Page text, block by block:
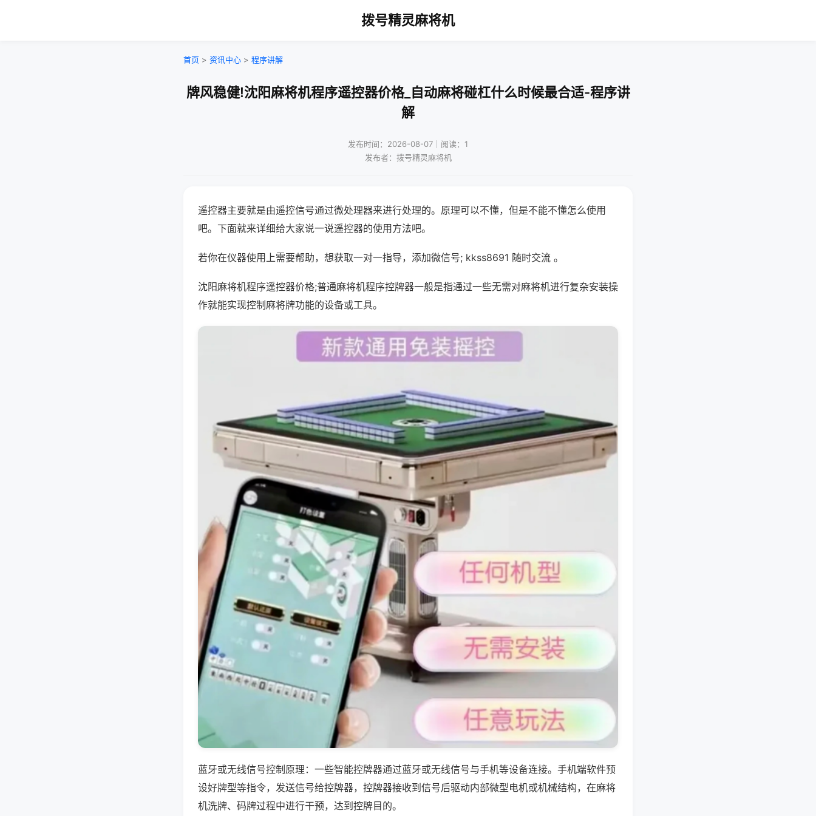
拨号精灵麻将机
首页 > 资讯中心 > 程序讲解
牌风稳健!沈阳麻将机程序遥控器价格_自动麻将碰杠什么时候最合适-程序讲
解
发布时间：2026-08-07｜阅读：1
发布者：拨号精灵麻将机
遥控器主要就是由遥控信号通过微处理器来进行处理的。原理可以不懂，但是不能不懂怎么使用
吧。下面就来详细给大家说一说遥控器的使用方法吧。
若你在仪器使用上需要帮助，想获取一对一指导，添加微信号; kkss8691 随时交流 。
沈阳麻将机程序遥控器价格;普通麻将机程序控牌器一般是指通过一些无需对麻将机进行复杂安装操
作就能实现控制麻将牌功能的设备或工具。
蓝牙或无线信号控制原理：一些智能控牌器通过蓝牙或无线信号与手机等设备连接。手机端软件预
设好牌型等指令，发送信号给控牌器，控牌器接收到信号后驱动内部微型电机或机械结构，在麻将
机洗牌、码牌过程中进行干预，达到控牌目的。